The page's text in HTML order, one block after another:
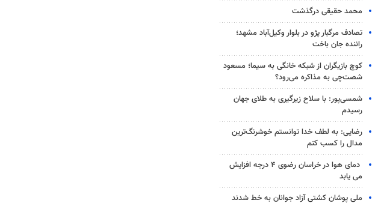
محمد حقیقی درگذشت
تصادف مرگبار پژو در بلوار وکیل‌آباد مشهد؛
راننده جان باخت
کوچ بازیگران از شبکه خانگی به سیما؛ مسعود
شصت‌چی به مذاکره می‌رود؟
شمسی‌پور: با سلاح زیرگیری به طلای جهان
رسیدم
رضایی: به لطف خدا توانستم خوشرنگ‌ترین
مدال را کسب کنم
دمای هوا در خراسان رضوی ۴ درجه افزایش
می یابد
ملی پوشان کشتی آزاد جوانان به خط شدند